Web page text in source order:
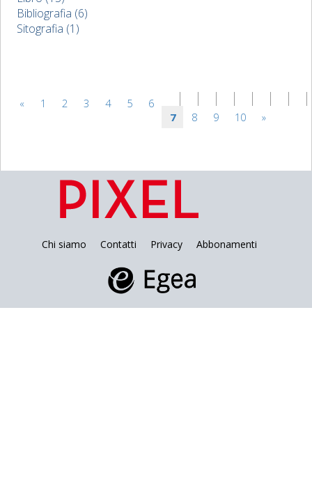
Bibliografia (6)
Sitografia (1)
« 1 2 3 4 5
6
7
8 9 10 »
Chi siamo Contatti Privacy Abbonamenti